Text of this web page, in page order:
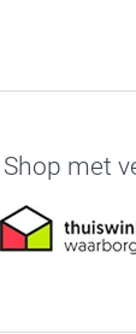
Shop met